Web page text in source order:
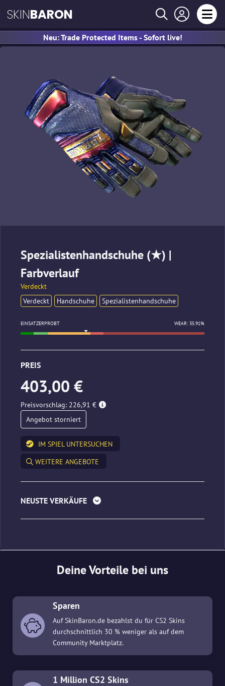
SKINBARON
Neu: Trade Protected Items - Sofort live!
Spezialistenhandschuhe (★) |
Farbverlauf
Verdeckt
Verdeckt
Handschuhe Spezialistenhandschuhe
EINSATZERPROBT WEAR: 35.91%
PREIS
403,00 €
Preisvorschlag: 226,91 €
Angebot storniert
IM SPIEL UNTERSUCHEN
WEITERE ANGEBOTE
NEUSTE VERKÄUFE
Deine Vorteile bei uns
Sparen
Auf SkinBaron.de bezahlst du für CS2 Skins
durchschnittlich 30 % weniger als auf dem
Community Marktplatz.
1 Million CS2 Skins